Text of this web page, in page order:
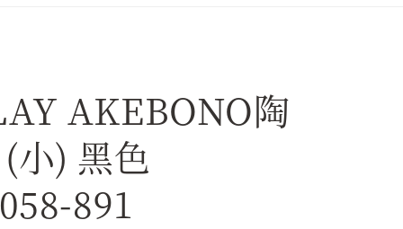
AKEBONO陶
小) 黑色
891